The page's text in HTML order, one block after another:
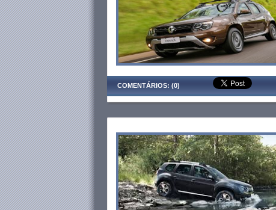
COMENTÁRIOS: (0)